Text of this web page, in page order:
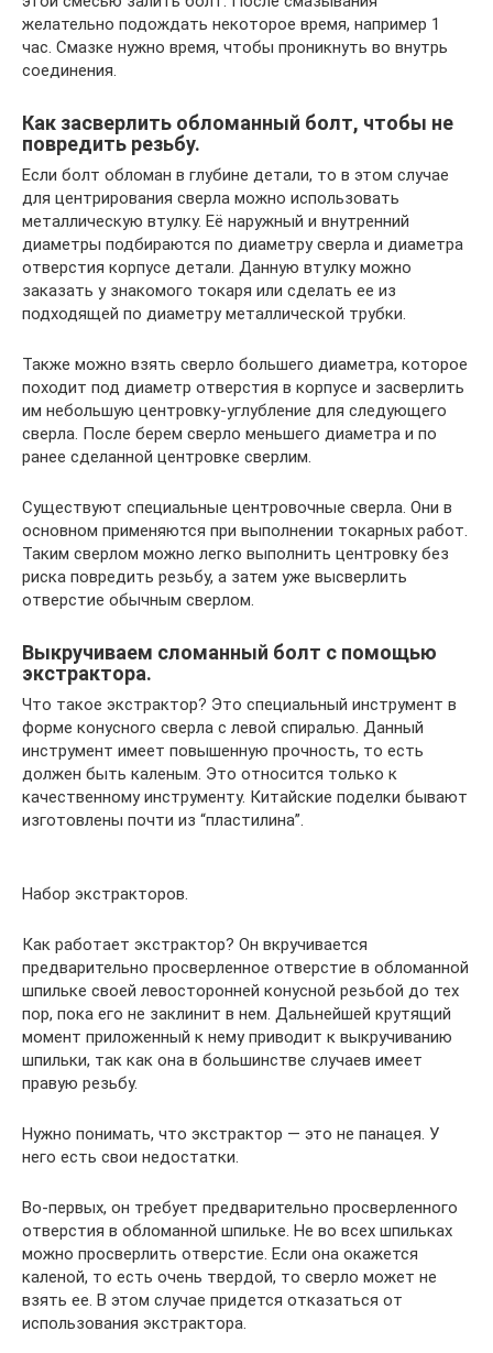
желательно подождать некоторое время, например 1
час. Смазке нужно время, чтобы проникнуть во внутрь
соединения.
Как засверлить обломанный болт, чтобы не
повредить резьбу.
Если болт обломан в глубине детали, то в этом случае
для центрирования сверла можно использовать
металлическую втулку. Её наружный и внутренний
диаметры подбираются по диаметру сверла и диаметра
отверстия корпусе детали. Данную втулку можно
заказать у знакомого токаря или сделать ее из
подходящей по диаметру металлической трубки.
Также можно взять сверло большего диаметра, которое
походит под диаметр отверстия в корпусе и засверлить
им небольшую центровку-углубление для следующего
сверла. После берем сверло меньшего диаметра и по
ранее сделанной центровке сверлим.
Существуют специальные центровочные сверла. Они в
основном применяются при выполнении токарных работ.
Таким сверлом можно легко выполнить центровку без
риска повредить резьбу, а затем уже высверлить
отверстие обычным сверлом.
Выкручиваем сломанный болт с помощью
экстрактора.
Что такое экстрактор? Это специальный инструмент в
форме конусного сверла с левой спиралью. Данный
инструмент имеет повышенную прочность, то есть
должен быть каленым. Это относится только к
качественному инструменту. Китайские поделки бывают
изготовлены почти из “пластилина”.
Набор экстракторов.
Как работает экстрактор? Он вкручивается
предварительно просверленное отверстие в обломанной
шпильке своей левосторонней конусной резьбой до тех
пор, пока его не заклинит в нем. Дальнейшей крутящий
момент приложенный к нему приводит к выкручиванию
шпильки, так как она в большинстве случаев имеет
правую резьбу.
Нужно понимать, что экстрактор — это не панацея. У
него есть свои недостатки.
Во-первых, он требует предварительно просверленного
отверстия в обломанной шпильке. Не во всех шпильках
можно просверлить отверстие. Если она окажется
каленой, то есть очень твердой, то сверло может не
взять ее. В этом случае придется отказаться от
использования экстрактора.